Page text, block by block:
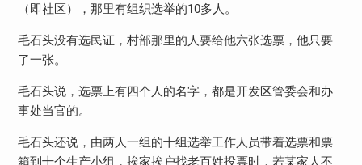
（即社区），那里有组织选举的10多人。
毛石头没有选民证，村部那里的人要给他六张选票，他只要
了一张。
毛石头说，选票上有四个人的名字，都是开发区管委会和办
事处当官的。
毛石头还说，由两人一组的十组选举工作人员带着选票和票
箱到十个生产小组，挨家挨户找老百姓投票时，若某家人不